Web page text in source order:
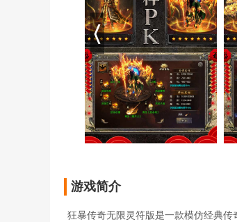
游戏简介
狂暴传奇无限灵符版是一款模仿经典